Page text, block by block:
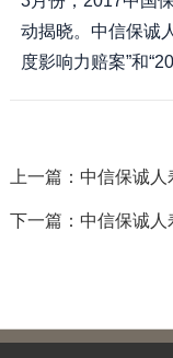
动揭晓。中信保诚
度影响力赔案”和